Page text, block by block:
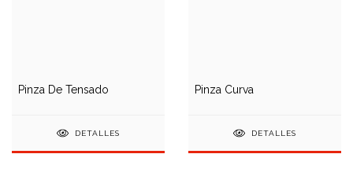
Pinza De Tensado
DETALLES
Pinza Curva
DETALLES